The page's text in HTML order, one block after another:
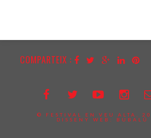
COMPARTEIX :
© FESTIVAL EN VEU ALTA,
DISSENY WEB:
BUBALÚ